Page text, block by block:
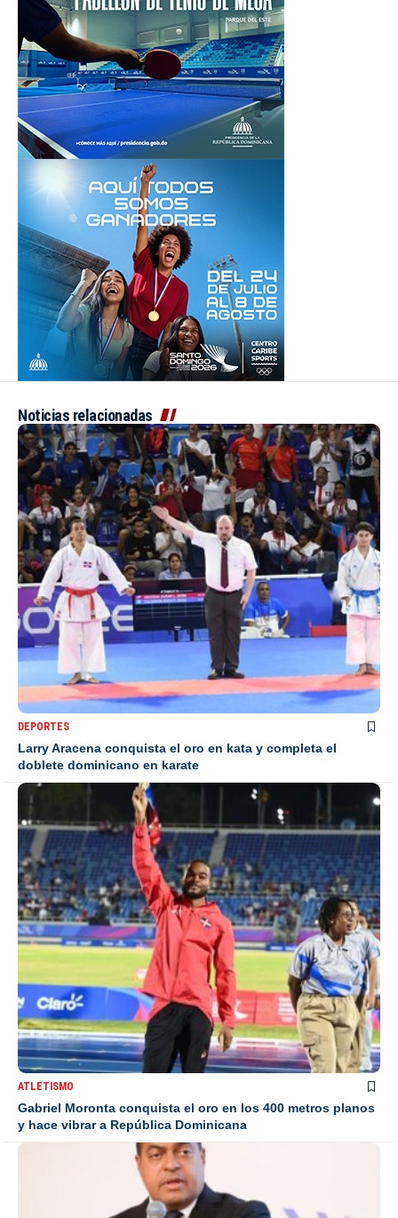
Noticias relacionadas
DEPORTES
Larry Aracena conquista el oro en kata y completa el
doblete dominicano en karate
ATLETISMO
Gabriel Moronta conquista el oro en los 400 metros planos
y hace vibrar a República Dominicana